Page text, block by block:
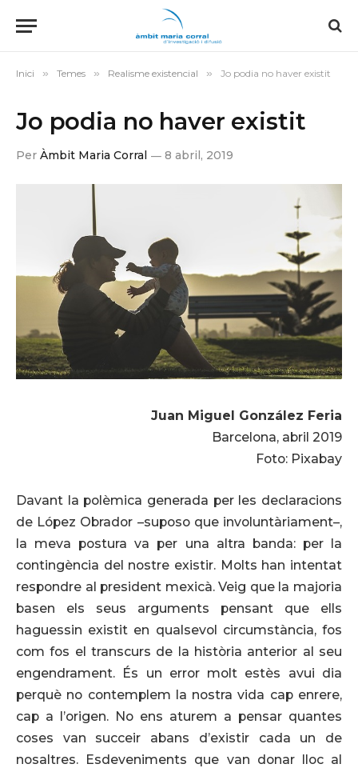
Inici » Temes » Realisme existencial » Jo podia no haver existit
Jo podia no haver existit
Per Àmbit Maria Corral 8 abril, 2019
Juan Miguel González Feria
Barcelona, abril 2019
Foto: Pixabay
Davant la polèmica generada per les declaracions
de López Obrador –suposo que involuntàriament–,
la meva postura va per una altra banda: per la
contingència del nostre existir. Molts han intentat
respondre al president mexicà. Veig que la majoria
basen els seus arguments pensant que ells
haguessin existit en qualsevol circumstància, fos
com fos el transcurs de la història anterior al seu
engendrament. És un error molt estès avui dia
perquè no contemplem la nostra vida cap enrere,
cap a l’origen. No ens aturem a pensar quantes
coses van succeir abans d’existir cada un de
nosaltres. Esdeveniments que van donar lloc al